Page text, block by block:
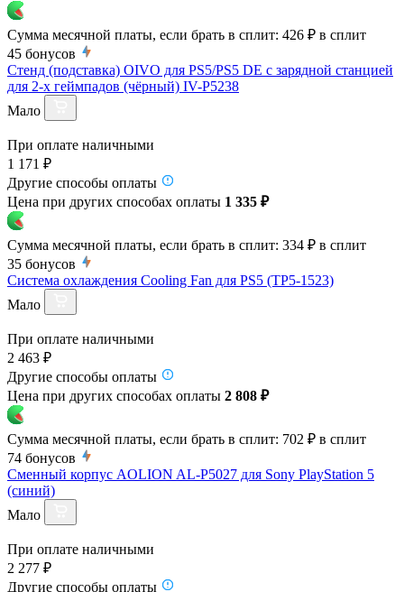
Сумма месячной платы, если брать в сплит: 426 ₽ в сплит
45 бонусов
Cтенд (подставка) OIVO для PS5/PS5 DE с зарядной станцией
для 2-х геймпадов (чёрный) IV-P5238
Мало
При оплате наличными
1 171 ₽
Другие способы оплаты
Цена при других способах оплаты 1 335 ₽
Сумма месячной платы, если брать в сплит: 334 ₽ в сплит
35 бонусов
Система охлаждения Cooling Fan для PS5 (TP5-1523)
Мало
При оплате наличными
2 463 ₽
Другие способы оплаты
Цена при других способах оплаты 2 808 ₽
Сумма месячной платы, если брать в сплит: 702 ₽ в сплит
74 бонусов
Сменный корпус AOLION AL-P5027 для Sony PlayStation 5
(синий)
Мало
При оплате наличными
2 277 ₽
Другие способы оплаты